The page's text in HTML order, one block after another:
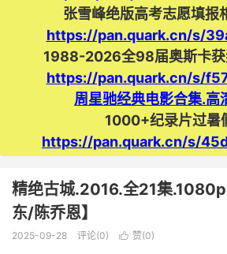
张雪峰绝版高考志愿填报
https://pan.quark.cn/s/
1988-2026全98届奥斯卡获
https://pan.quark.cn/s/
周星驰经典电影合集.高
1000+纪录片过暑
https://pan.quark.cn/s/
精绝古城.2016.全21集
东/陈乔恩】
2025-09-28 评论(0)  赞(0)